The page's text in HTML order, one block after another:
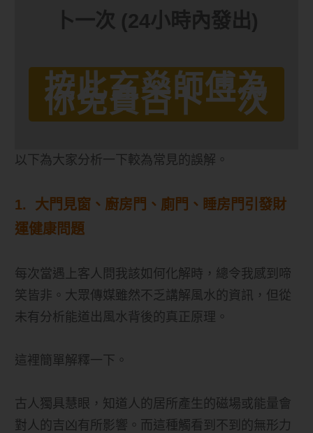
卜一次 (24小時內發出)
按此玄燊師傅為
你免費占卜一次
以下為大家分析一下較為常見的誤解。
1. 大門見窗、廚房門、廁門、睡房門引發財
運健康問題
每次當遇上客人問我該如何化解時，總令我感到啼
笑皆非。大眾傳媒雖然不乏講解風水的資訊，但從
未有分析能道出風水背後的真正原理。
這裡簡單解釋一下。
古人獨具慧眼，知道人的居所產生的磁場或能量會
對人的吉凶有所影響。而這種觸看到不到的無形力